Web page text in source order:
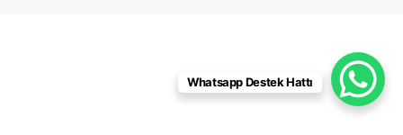
Whatsapp Destek Hattı